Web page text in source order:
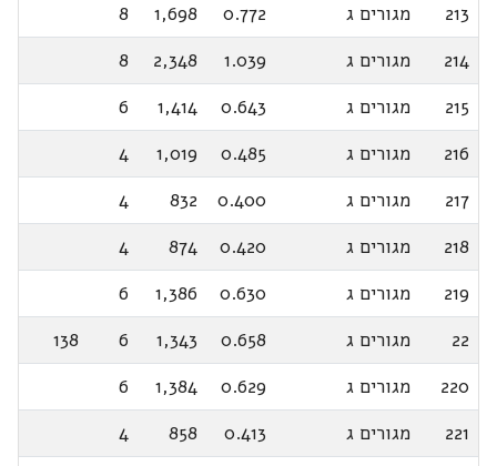
213
מגורים ג 0.772
1,698
8
214
מגורים ג 1.039
2,348
8
215
מגורים ג 0.643
1,414
6
216
מגורים ג 0.485
1,019
4
217
מגורים ג 0.400
832
4
218
מגורים ג 0.420
874
4
219
מגורים ג 0.630
1,386
6
22
מגורים ג 0.658
1,343
6
138
220
מגורים ג 0.629
1,384
6
221
מגורים ג 0.413
858
4